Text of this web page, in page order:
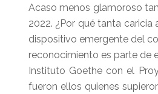
Acaso menos glamoroso
2022. ¿Por qué tanta
dispositivo emergente del
reconocimiento es parte de
Instituto Goethe con el
fueron ellos quienes